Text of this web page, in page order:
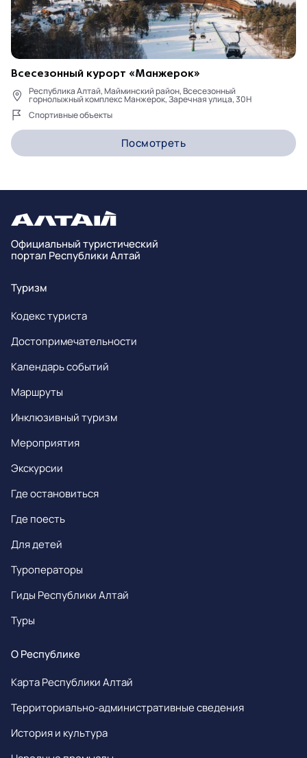
Всесезонный курорт «Манжерок»
Республика Алтай, Майминский район, Всесезонный
горнолыжный комплекс Манжерок, Заречная улица, 30Н
Спортивные объекты
Посмотреть
Официальный туристический
портал Республики Алтай
Туризм
Кодекс туриста
Достопримечательности
Календарь событий
Маршруты
Инклюзивный туризм
Мероприятия
Экскурсии
Где остановиться
Где поесть
Для детей
Туроператоры
Гиды Республики Алтай
Туры
О Республике
Карта Республики Алтай
Территориально-административные сведения
История и культура